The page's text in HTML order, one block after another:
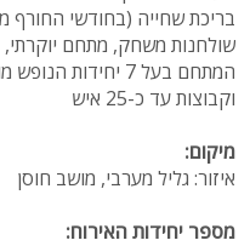
בריכת שחייה (בחודשי החורף
שולחנות משחק, מתחם יוקרתי,
המתחם בעל 7
וקבוצות עד כ-25 איש
מיקום:
איזור: גליל מערבי, מושב חוסן
מספר יחידות האירוח: